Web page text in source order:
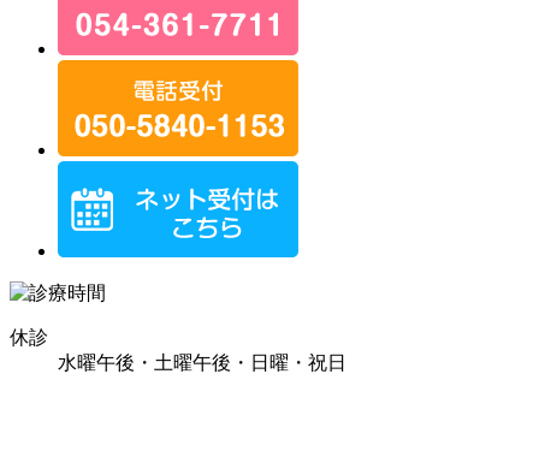
休診
水曜午後・土曜午後・日曜・祝日